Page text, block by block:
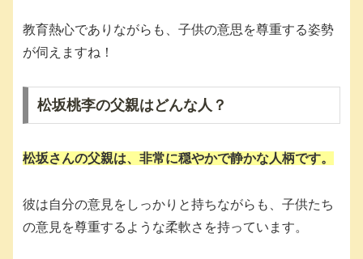
教育熱心でありながらも、子供の意思を尊重する姿勢
が伺えますね！
松坂桃李の父親はどんな人？
松坂さんの父親は、非常に穏やかで静かな人柄です。
彼は自分の意見をしっかりと持ちながらも、子供たち
の意見を尊重するような柔軟さを持っています。